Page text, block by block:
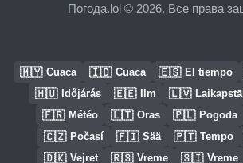
Погода.lol © 2026. Все права
🇲🇾 Cuaca 🇮🇩 Cuaca 🇪🇸 El tiempo
🇭🇺 Időjárás 🇪🇪 Ilm 🇱🇻
🇫🇷 Météo 🇱🇹 Oras 🇵🇱 Pogoda
🇨🇿 Počasí 🇫🇮 Sää 🇵🇹 Tempo
🇩🇰 Vejret 🇷🇸 Vreme 🇸🇮 Vreme